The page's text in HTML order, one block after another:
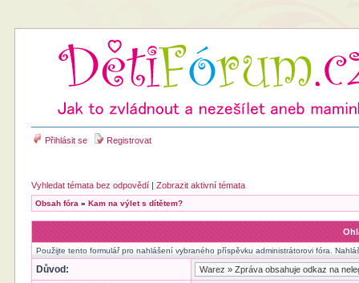
Přihlásit se Registrovat
Vyhledat témata bez odpovědí |Zobrazit aktivní témata
Obsah fóra »Kam na výlet s dítětem?
Použijte tento formulář pro nahlášení vybraného příspěvku administrátorovi fóra.
Důvod: